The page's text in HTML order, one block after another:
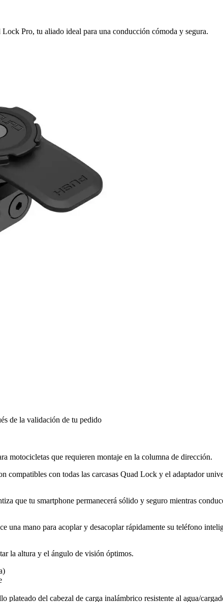
Pro, tu aliado ideal para una conducción cómoda y segura.
de la validación de tu pedido
motocicletas que requieren montaje en la columna de dirección.
compatibles con todas las carcasas Quad Lock y el adaptador
que tu smartphone permanecerá sólido y seguro mientras
una mano para acoplar y desacoplar rápidamente su teléfono
la altura y el ángulo de visión óptimos.
del cabezal de carga inalámbrico resistente al agua/